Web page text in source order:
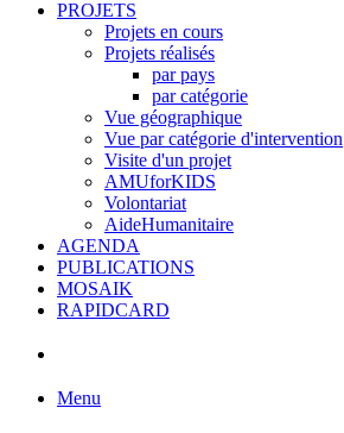
PROJETS
Projets en cours
Projets réalisés
par pays
par catégorie
Vue géographique
Vue par catégorie d'intervention
Visite d'un projet
AMUforKIDS
Volontariat
AideHumanitaire
AGENDA
PUBLICATIONS
MOSAIK
RAPIDCARD
Menu